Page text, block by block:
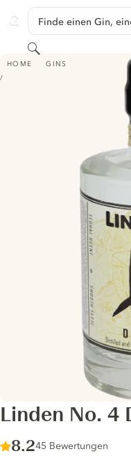
GINVENTORY
Finde einen Gin,
Suchen
HOME GINS
LINDEN NO. 4 DRY GIN
Linden No. 4
Score :
8.2/ 10
45 Bewertungen